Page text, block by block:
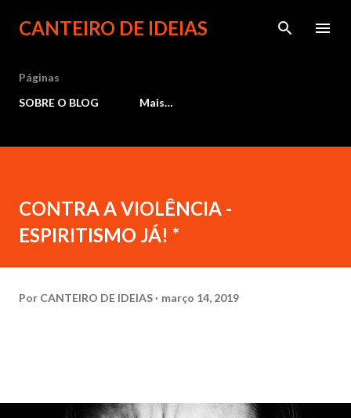
Pular para o conteúdo principal
CANTEIRO DE IDEIAS
Páginas
SOBRE O BLOG
Mais…
CONTRA A VIOLÊNCIA -
ESPIRITISMO JÁ! *
Por CANTEIRO DE IDEIAS março 14, 2019